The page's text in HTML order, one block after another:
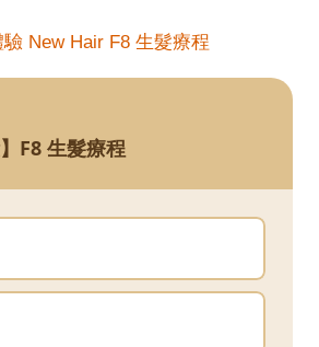
New Hair F8 生髮療程
】F8 生髮療程